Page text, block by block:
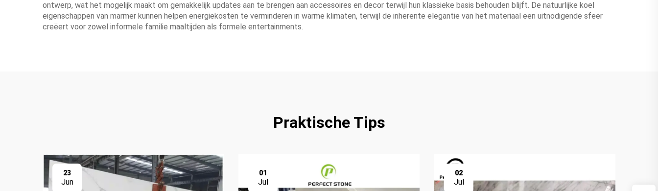
ontwerp, wat het mogelijk maakt om gemakkelijk updates aan te brengen aan accessoires en decor terwijl hun klassieke basis behouden blijft. De natuurlijke koel
eigenschappen van marmer kunnen helpen energiekosten te verminderen in warme klimaten, terwijl de inherente elegantie van het materiaal een uitnodigende sfeer
creëert voor zowel informele familie maaltijden als formele entertainments.
Praktische Tips
23
Jun
01
Jul
02
Jul